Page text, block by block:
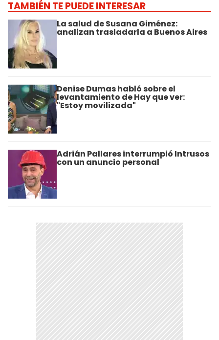
TAMBIÉN TE PUEDE INTERESAR
La salud de Susana Giménez:
analizan trasladarla a Buenos Aires
Denise Dumas habló sobre el
levantamiento de Hay que ver:
"Estoy movilizada"
Adrián Pallares interrumpió Intrusos
con un anuncio personal